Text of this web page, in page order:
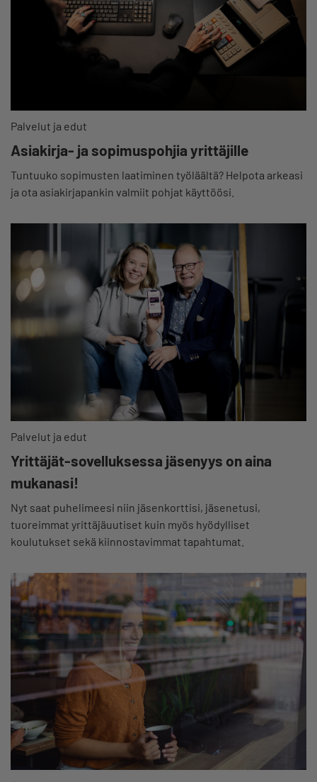
Palvelut ja edut
Asiakirja- ja sopimuspohjia yrittäjille
Tuntuuko sopimusten laatiminen työläältä? Helpota arkeasi
ja ota asiakirjapankin valmiit pohjat käyttöösi.
Palvelut ja edut
Yrittäjät-sovelluksessa jäsenyys on aina
mukanasi!
Nyt saat puhelimeesi niin jäsenkorttisi, jäsenetusi,
tuoreimmat yrittäjäuutiset kuin myös hyödylliset
koulutukset sekä kiinnostavimmat tapahtumat.